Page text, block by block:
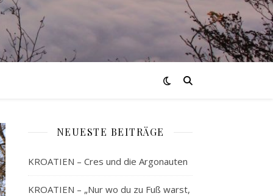
NEUESTE BEITRÄGE
KROATIEN – Cres und die Argonauten
KROATIEN – „Nur wo du zu Fuß warst,